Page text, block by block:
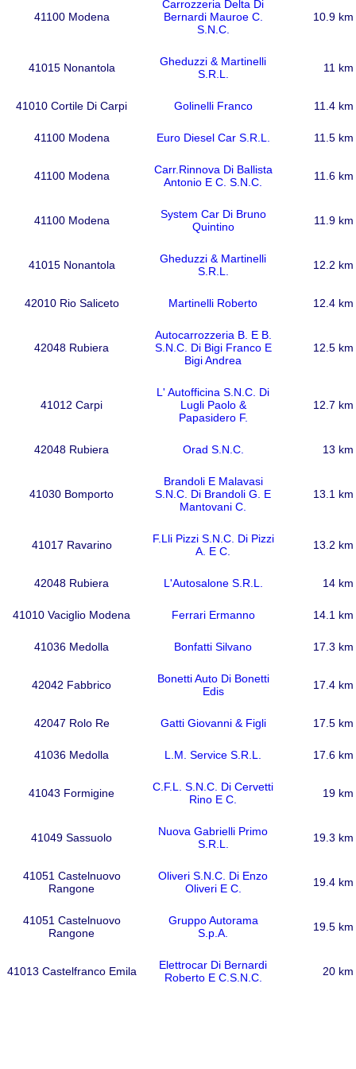
41100 Modena
Carrozzeria Delta Di
Bernardi Mauroe C.
S.N.C.
10.9 km
41015 Nonantola
Gheduzzi & Martinelli
S.R.L.
11 km
41010 Cortile Di Carpi Golinelli Franco 11.4 km
41100 Modena Euro Diesel Car S.R.L. 11.5 km
41100 Modena
Carr.Rinnova Di Ballista
Antonio E C. S.N.C.
11.6 km
41100 Modena
System Car Di Bruno
Quintino
11.9 km
41015 Nonantola
Gheduzzi & Martinelli
S.R.L.
12.2 km
42010 Rio Saliceto Martinelli Roberto 12.4 km
42048 Rubiera
Autocarrozzeria B. E B.
S.N.C. Di Bigi Franco E
Bigi Andrea
12.5 km
41012 Carpi
L' Autofficina S.N.C. Di
Lugli Paolo &
Papasidero F.
12.7 km
42048 Rubiera Orad S.N.C. 13 km
41030 Bomporto
Brandoli E Malavasi
S.N.C. Di Brandoli G. E
Mantovani C.
13.1 km
41017 Ravarino
F.Lli Pizzi S.N.C. Di Pizzi
A. E C.
13.2 km
42048 Rubiera L'Autosalone S.R.L. 14 km
41010 Vaciglio Modena Ferrari Ermanno 14.1 km
41036 Medolla Bonfatti Silvano 17.3 km
42042 Fabbrico
Bonetti Auto Di Bonetti
Edis
17.4 km
42047 Rolo Re Gatti Giovanni & Figli 17.5 km
41036 Medolla L.M. Service S.R.L. 17.6 km
41043 Formigine
C.F.L. S.N.C. Di Cervetti
Rino E C.
19 km
41049 Sassuolo
Nuova Gabrielli Primo
S.R.L.
19.3 km
41051 Castelnuovo
Rangone
Oliveri S.N.C. Di Enzo
Oliveri E C.
19.4 km
41051 Castelnuovo
Rangone
Gruppo Autorama
S.p.A.
19.5 km
41013 Castelfranco Emila
Elettrocar Di Bernardi
Roberto E C.S.N.C.
20 km